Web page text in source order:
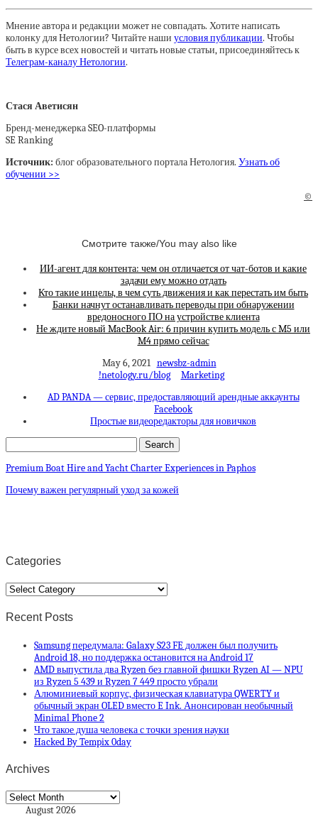
Мнение автора и редакции может не совпадать. Хотите написать
колонку для Нетологии? Читайте наши условия публикации. Чтобы
быть в курсе всех новостей и читать новые статьи, присоединяйтесь к
Телеграм-каналу Нетологии.
Стася Аветисян
Бренд-менеджерка SEO-платформы
SE Ranking
Источник: блог образовательного портала Нетология. Узнать об
обучении >>
©
Смотрите также/You may also like
ИИ-агент для контента: чем он отличается от чат-ботов и какие
задачи ему можно отдать
Кто такие инцелы, в чем суть движения и как перестать им быть
Банки начнут останавливать переводы при обнаружении
вредоносного ПО на устройстве клиента
Не ждите новый MacBook Air: 6 причин купить модель с M5 или
M4 прямо сейчас
May 6, 2021 newsbz-admin
!netology.ru/blog
Marketing
AD PANDA — сервис, предоставляющий арендные аккаунты
Facebook
Простые видеоредакторы для новичков
Premium Boat Hire and Yacht Charter Experiences in Paphos
Почему важен регулярный уход за кожей
Categories
Categories
Recent Posts
Samsung передумала: Galaxy S23 FE должен был получить
Android 18, но поддержка остановится на Android 17
AMD выпустила два Ryzen без главной фишки Ryzen AI — NPU
из Ryzen 5 439 и Ryzen 7 449 просто убрали
Алюминиевый корпус, физическая клавиатура QWERTY и
обычный экран OLED вместо E Ink. Анонсирован необычный
Minimal Phone 2
Что такое душа человека с точки зрения науки
Hacked By Tempix 0day
Archives
Archives
August 2026